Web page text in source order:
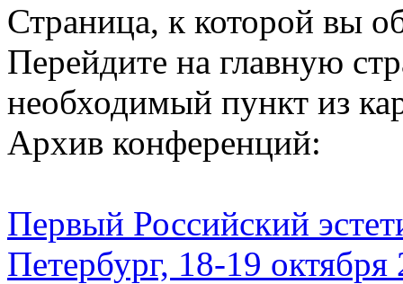
Страница, к которой вы
Перейдите на главную
необходимый пункт из
Архив конференций:
Первый Российский
Петербург, 18-19 октября